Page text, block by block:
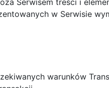
Serwisem treści i
w Serwisie
warunków